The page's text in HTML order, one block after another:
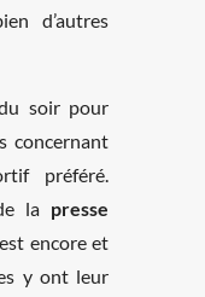
d’autres
soir pour
concernant
préféré.
la presse
encore et
y ont leur